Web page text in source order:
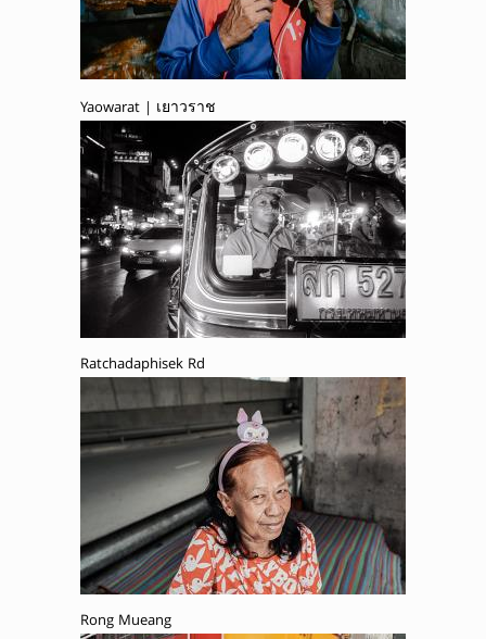
Yaowarat | เยาวราช
Ratchadaphisek Rd
Rong Mueang